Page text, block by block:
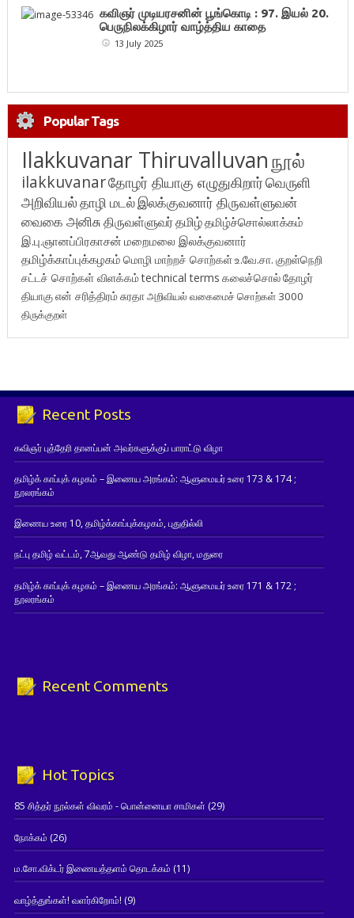
கவிஞர் முடியரசனின் பூங்கொடி : 97. இயல் 20.
பெருநிலக்கிழார் வாழ்த்திய காதை
13 July 2025
Popular Tags
Ilakkuvanar Thiruvalluvanநூல்
ilakkuvanarதோழர் தியாகு எழுதுகிறார்வெருளி
அறிவியல்தாழி மடல்இலக்குவனார் திருவள்ளுவன்
வைகை அனிசுதிருவள்ளுவர்தமிழ்தமிழ்ச்சொல்லாக்கம்
இ.பு.ஞானப்பிரகாசன் மறைமலை இலக்குவனார்
தமிழ்க்காப்புக்கழகம் மொழி மாற்றச் சொற்கள்உ.வே.சா. குறள்நெறி
சட்டச் சொற்கள் விளக்கம்technical terms கலைச்சொல்தோழர்
தியாகுஎன் சரித்திரம்சுரதாஅறிவியல் வகைமைச் சொற்கள் 3000
திருக்குறள்
Recent Posts
கவிஞர் புத்தேரி தானப்பன் அவர்களுக்குப் பாராட்டு விழா
தமிழ்க் காப்புக் கழகம் – இணைய அரங்கம்: ஆளுமையர் உரை 173 & 174 ;
நூலரங்கம்
இணைய உரை 10, தமிழ்க்காப்புக்கழகம், புதுதில்லி
நட்பு தமிழ் வட்டம், 7ஆவது ஆண்டு தமிழ் விழா, மதுரை
தமிழ்க் காப்புக் கழகம் – இணைய அரங்கம்: ஆளுமையர் உரை 171 & 172 ;
நூலரங்கம்
Recent Comments
Hot Topics
85 சித்தர் நூல்கள் விவரம் - பொன்னையா சாமிகள் (29)
நோக்கம் (26)
ம.சோ.விக்டர் இணையத்தளம் தொடக்கம் (11)
வாழ்த்துங்கள்! வளர்கிறோம்! (9)